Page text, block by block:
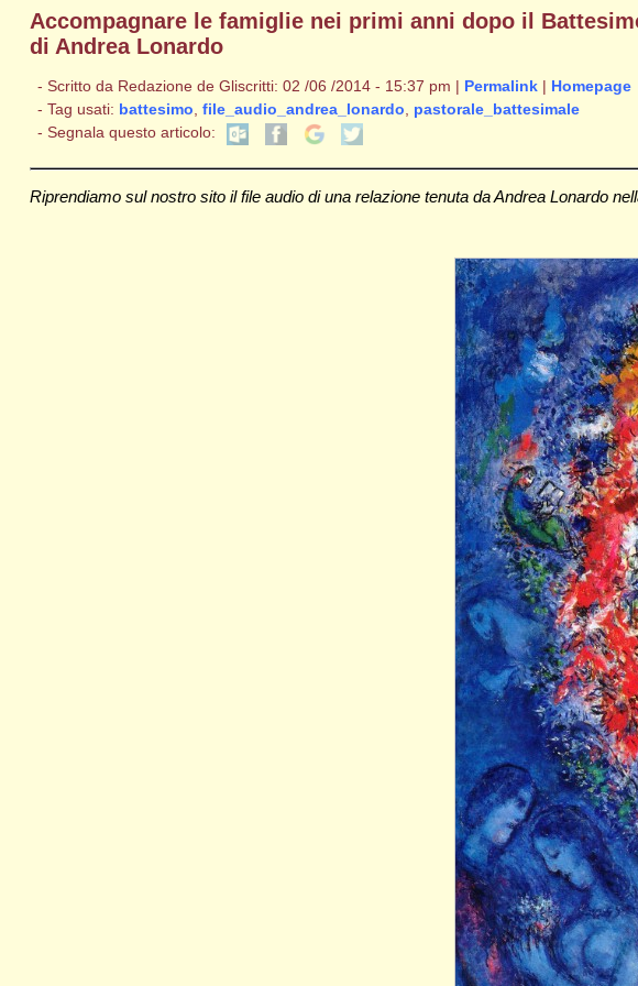
Accompagnare le famiglie nei primi anni dopo il
di Andrea Lonardo
- Scritto da Redazione de Gliscritti: 02 /06 /2014 - 15:37 pm | Permalink| Homepage
- Tag usati: battesimo file_audio_andrea_lonardo
pastorale_battesimale
- Segnala questo articolo:
Riprendiamo sul nostro sito il file audio di una relazione tenuta da Andrea Lonardo